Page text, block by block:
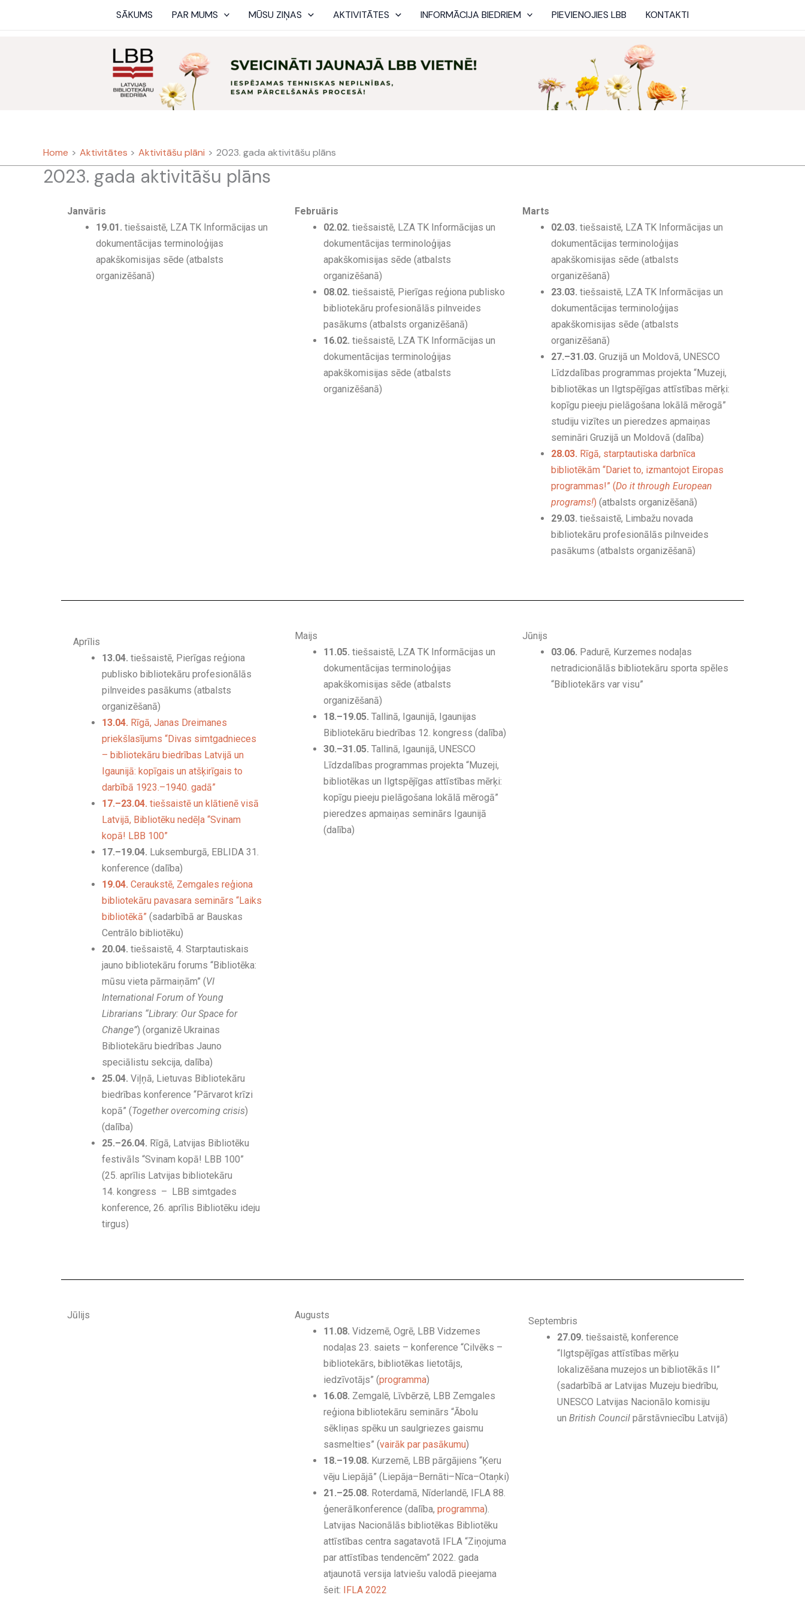
SĀKUMS PAR MUMS MŪSU ZIŅAS AKTIVITĀTES INFORMĀCIJA BIEDRIEM PIEVIENOJIES LBB KONTAKTI
Home Aktivitātes Aktivitāšu plāni 2023. gada aktivitāšu plāns
2023. gada aktivitāšu plāns
Janvāris
19.01. tiešsaistē, LZA TK Informācijas un
dokumentācijas terminoloģijas
apakškomisijas sēde (atbalsts
organizēšanā)
Februāris
02.02. tiešsaistē, LZA TK Informācijas un
dokumentācijas terminoloģijas
apakškomisijas sēde (atbalsts
organizēšanā)
08.02. tiešsaistē, Pierīgas reģiona publisko
bibliotekāru profesionālās pilnveides
pasākums (atbalsts organizēšanā)
16.02. tiešsaistē, LZA TK Informācijas un
dokumentācijas terminoloģijas
apakškomisijas sēde (atbalsts
organizēšanā)
Marts
02.03. tiešsaistē, LZA TK Informācijas un
dokumentācijas terminoloģijas
apakškomisijas sēde (atbalsts
organizēšanā)
23.03. tiešsaistē, LZA TK Informācijas un
dokumentācijas terminoloģijas
apakškomisijas sēde (atbalsts
organizēšanā)
27.–31.03. Gruzijā un Moldovā, UNESCO
Līdzdalības programmas projekta “Muzeji,
bibliotēkas un Ilgtspējīgas attīstības mērķi:
kopīgu pieeju pielāgošana lokālā mērogā”
studiju vizītes un pieredzes apmaiņas
semināri Gruzijā un Moldovā (dalība)
28.03. Rīgā, starptautiska darbnīca
bibliotēkām “Dariet to, izmantojot Eiropas
programmas!” (Do it through European
programs!) (atbalsts organizēšanā)
29.03. tiešsaistē, Limbažu novada
bibliotekāru profesionālās pilnveides
pasākums (atbalsts organizēšanā)
Aprīlis
13.04. tiešsaistē, Pierīgas reģiona
publisko bibliotekāru profesionālās
pilnveides pasākums (atbalsts
organizēšanā)
13.04. Rīgā, Janas Dreimanes
priekšlasījums “Divas simtgadnieces
– bibliotekāru biedrības Latvijā un
Igaunijā: kopīgais un atšķirīgais to
darbībā 1923.–1940. gadā”
17.–23.04. tiešsaistē un klātienē visā
Latvijā, Bibliotēku nedēļa “Svinam
kopā! LBB 100”
17.–19.04. Luksemburgā, EBLIDA 31.
konference (dalība)
19.04. Ceraukstē, Zemgales reģiona
bibliotekāru pavasara seminārs “Laiks
bibliotēkā” (sadarbībā ar Bauskas
Centrālo bibliotēku)
20.04. tiešsaistē, 4. Starptautiskais
jauno bibliotekāru forums “Bibliotēka:
mūsu vieta pārmaiņām” (VI
International Forum of Young
Librarians “Library: Our Space for
Change”) (organizē Ukrainas
Bibliotekāru biedrības Jauno
speciālistu sekcija, dalība)
25.04. Viļņā, Lietuvas Bibliotekāru
biedrības konference “Pārvarot krīzi
kopā” (Together overcoming crisis)
(dalība)
25.–26.04. Rīgā, Latvijas Bibliotēku
festivāls “Svinam kopā! LBB 100”
(25. aprīlis Latvijas bibliotekāru
14. kongress – LBB simtgades
konference, 26. aprīlis Bibliotēku ideju
tirgus)
Maijs
11.05. tiešsaistē, LZA TK Informācijas un
dokumentācijas terminoloģijas
apakškomisijas sēde (atbalsts
organizēšanā)
18.–19.05. Tallinā, Igaunijā, Igaunijas
Bibliotekāru biedrības 12. kongress (dalība)
30.–31.05. Tallinā, Igaunijā, UNESCO
Līdzdalības programmas projekta “Muzeji,
bibliotēkas un Ilgtspējīgas attīstības mērķi:
kopīgu pieeju pielāgošana lokālā mērogā”
pieredzes apmaiņas seminārs Igaunijā
(dalība)
Jūnijs
03.06. Padurē, Kurzemes nodaļas
netradicionālās bibliotekāru sporta spēles
“Bibliotekārs var visu”
Jūlijs
Augusts
11.08. Vidzemē, Ogrē, LBB Vidzemes
nodaļas 23. saiets – konference “Cilvēks –
bibliotekārs, bibliotēkas lietotājs,
iedzīvotājs” (programma)
16.08. Zemgalē, Līvbērzē, LBB Zemgales
reģiona bibliotekāru seminārs “Ābolu
sēkliņas spēku un saulgriezes gaismu
sasmelties” (vairāk par pasākumu)
18.–19.08. Kurzemē, LBB pārgājiens “Ķeru
vēju Liepājā” (Liepāja–Bernāti–Nīca–Otaņki)
21.–25.08. Roterdamā, Nīderlandē, IFLA 88.
ģenerālkonference (dalība, programma).
Latvijas Nacionālās bibliotēkas Bibliotēku
attīstības centra sagatavotā IFLA “Ziņojuma
par attīstības tendencēm” 2022. gada
atjaunotā versija latviešu valodā pieejama
šeit: IFLA 2022
Septembris
27.09. tiešsaistē, konference
“Ilgtspējīgas attīstības mērķu
lokalizēšana muzejos un bibliotēkās II”
(sadarbībā ar Latvijas Muzeju biedrību,
UNESCO Latvijas Nacionālo komisiju
un British Councilpārstāvniecību Latvijā)